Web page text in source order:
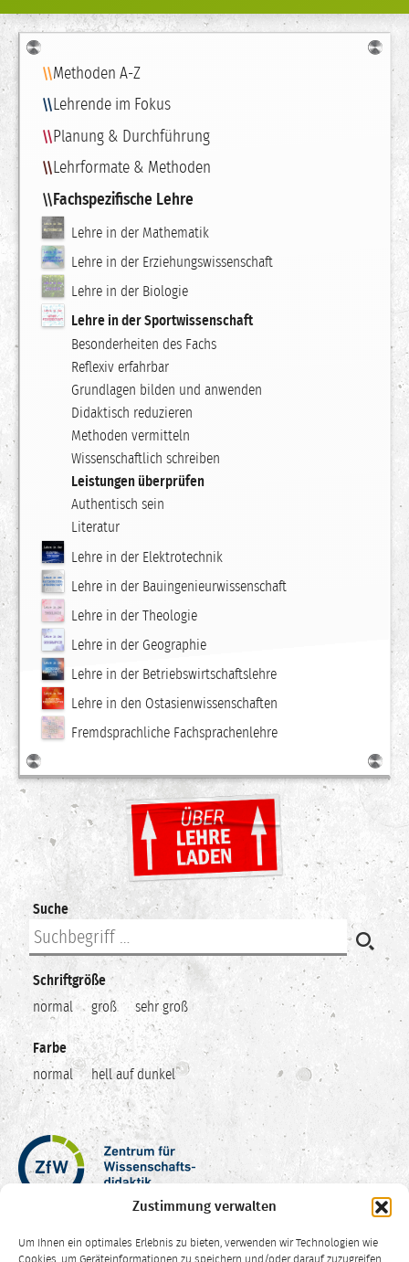
Zustimmung verwalten
Um Ihnen ein optimales Erlebnis zu bieten, verwenden wir Technologien wie
Cookies, um Geräteinformationen zu speichern und/oder darauf zuzugreifen.
Navigation
Methoden A-Z
Lehrende im Fokus
Planung & Durchführung
Lehrformate & Methoden
Fachspezifische Lehre
Lehre in der Mathematik
Lehre in der Erziehungswissenschaft
Lehre in der Biologie
Lehre in der Sportwissenschaft
Besonderheiten des Fachs
Reflexiv erfahrbar
Grundlagen bilden und anwenden
Didaktisch reduzieren
Methoden vermitteln
Wissenschaftlich schreiben
Leistungen überprüfen
Authentisch sein
Literatur
Lehre in der Elektrotechnik
Lehre in der Bauingenieurwissenschaft
Lehre in der Theologie
Lehre in der Geographie
Lehre in der Betriebswirtschaftslehre
Lehre in den Ostasienwissenschaften
Fremdsprachliche Fachsprachenlehre
Suche
Schriftgröße
normal
groß sehr groß
Farbe
normal
hell auf dunkel
Zentrum
für
Wissenschaftsdidaktik
Ruhr-